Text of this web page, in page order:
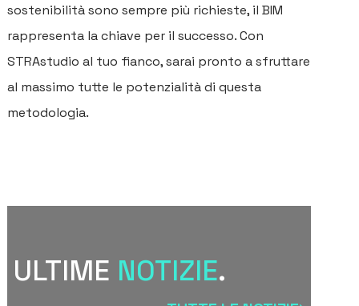
sostenibilità sono sempre più richieste, il BIM
rappresenta la chiave per il successo. Con
STRAstudio al tuo fianco, sarai pronto a sfruttare
al massimo tutte le potenzialità di questa
metodologia.
ULTIME NOTIZIE.